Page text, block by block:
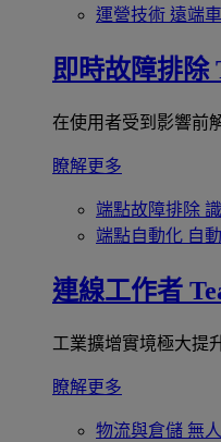
運營技術 遠端
即時故障排除
在使用者受到影響前
瞭解更多
端點故障排除
端點自動化 自
連線工作者
工業擴增實境極大提
瞭解更多
物流與倉儲 無